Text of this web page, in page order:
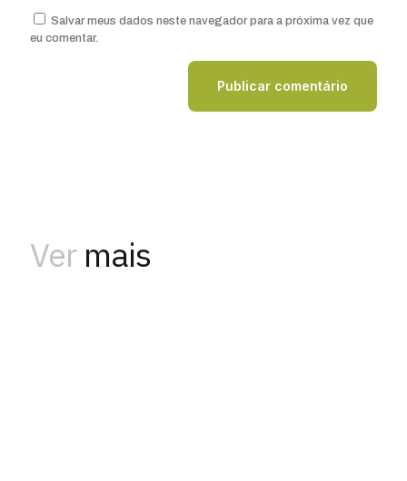
Salvar meus dados neste navegador para a próxima vez que
eu comentar.
Ver mais